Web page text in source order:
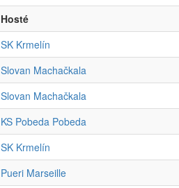
Hosté
SK Krmelín
Slovan Machačkala
Slovan Machačkala
KS Pobeda Pobeda
SK Krmelín
Pueri Marseille